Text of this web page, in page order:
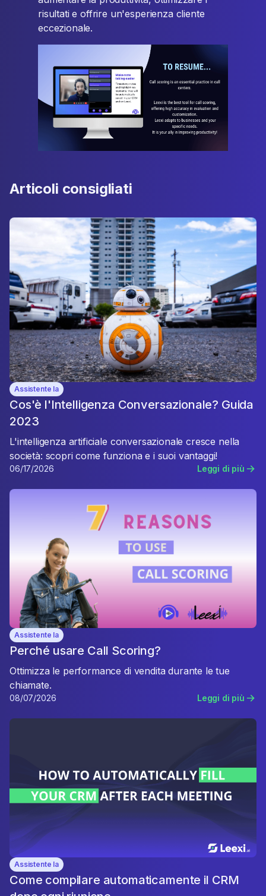
risultati e offrire un'esperienza cliente
eccezionale.
Articoli consigliati
Assistente Ia
Cos'è l'Intelligenza Conversazionale? Guida
2023
L'intelligenza artificiale conversazionale cresce nella
società: scopri come funziona e i suoi vantaggi!
06/17/2026 Leggi di più
Assistente Ia
Perché usare Call Scoring?
Ottimizza le performance di vendita durante le tue
chiamate.
08/07/2026 Leggi di più
Assistente Ia
Come compilare automaticamente il CRM